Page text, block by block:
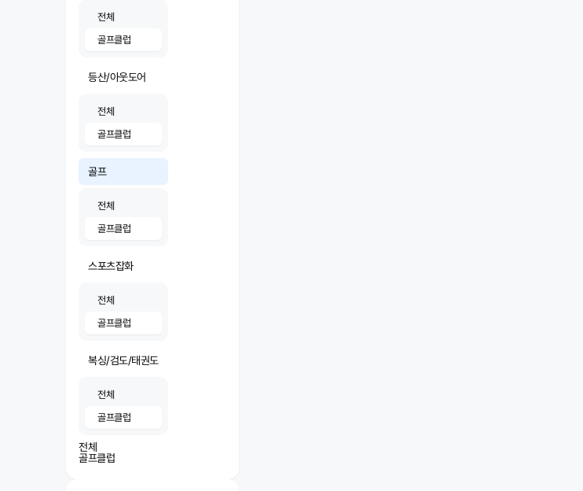
전체
골프클럽
등산/아웃도어
전체
골프클럽
골프
전체
골프클럽
스포츠잡화
전체
골프클럽
복싱/검도/태권도
전체
골프클럽
전체
골프클럽